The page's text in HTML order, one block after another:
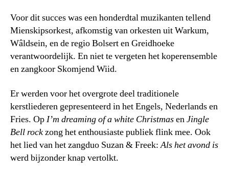
Voor dit succes was een honderdtal muzikanten tellend
Mienskipsorkest, afkomstig van orkesten uit Warkum,
Wâldsein, en de regio Bolsert en Greidhoeke
verantwoordelijk. En niet te vergeten het koperensemble
en zangkoor Skomjend Wiid.
Er werden voor het overgrote deel traditionele
kerstliederen gepresenteerd in het Engels, Nederlands en
Fries. OpI’m dreaming of a white ChristmasenJingle
Bell rockzong het enthousiaste publiek flink mee. Ook
het lied van het zangduo Suzan & Freek:Als het avond is
werd bijzonder knap vertolkt.